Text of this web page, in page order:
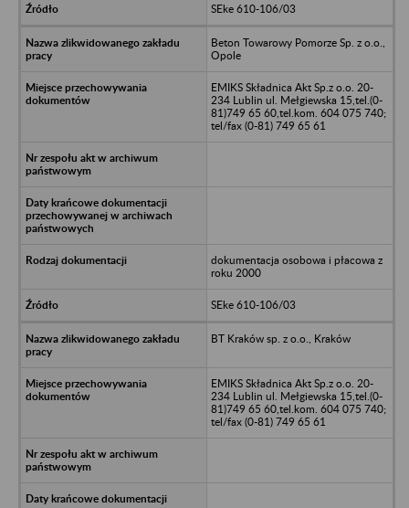
SEke 610-106/03
Beton Towarowy Pomorze Sp. z o.o.,
Opole
EMIKS Składnica Akt Sp.z o.o. 20-
234 Lublin ul. Mełgiewska 15,tel.(0-
81)749 65 60,tel.kom. 604 075 740;
tel/fax (0-81) 749 65 61
dokumentacja osobowa i płacowa z
roku 2000
SEke 610-106/03
BT Kraków sp. z o.o., Kraków
EMIKS Składnica Akt Sp.z o.o. 20-
234 Lublin ul. Mełgiewska 15,tel.(0-
81)749 65 60,tel.kom. 604 075 740;
tel/fax (0-81) 749 65 61